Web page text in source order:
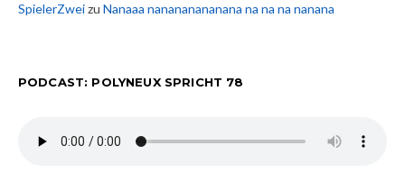
SpielerZweizu Nanaaa nanananananana na na na nanana
PODCAST: POLYNEUX SPRICHT 78